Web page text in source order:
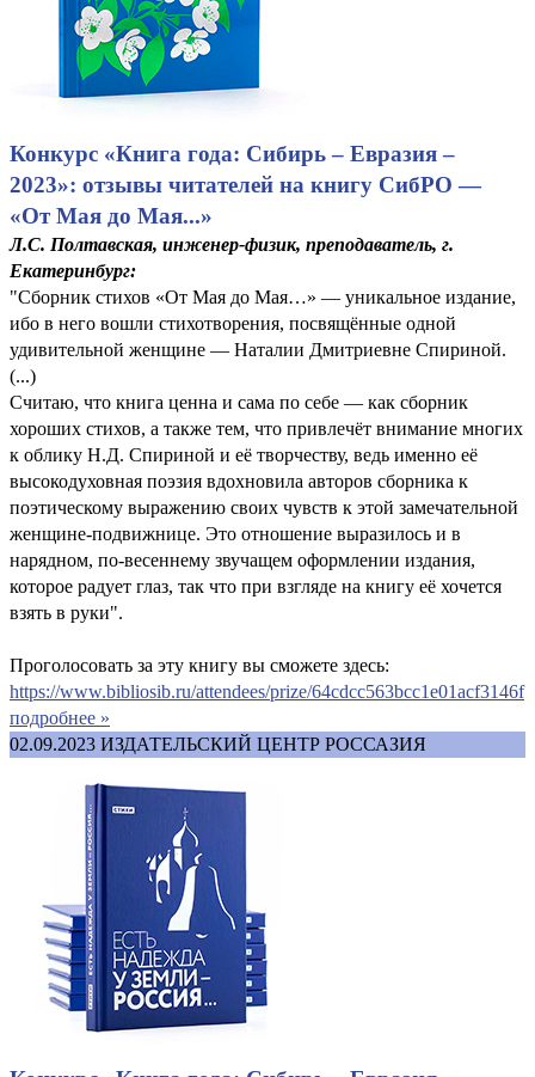
Конкурс «Книга года: Сибирь – Евразия –
2023»: отзывы читателей на книгу СибРО —
«От Мая до Мая...»
Л.С. Полтавская, инженер-физик, преподаватель, г.
Екатеринбург:
"Сборник стихов «От Мая до Мая…» — уникальное издание,
ибо в него вошли стихотворения, посвящённые одной
удивительной женщине — Наталии Дмитриевне Спириной.
(...)
Считаю, что книга ценна и сама по себе — как сборник
хороших стихов, а также тем, что привлечёт внимание многих
к облику Н.Д. Спириной и её творчеству, ведь именно её
высокодуховная поэзия вдохновила авторов сборника к
поэтическому выражению своих чувств к этой замечательной
женщине-подвижнице. Это отношение выразилось и в
нарядном, по-весеннему звучащем оформлении издания,
которое радует глаз, так что при взгляде на книгу её хочется
взять в руки".
Проголосовать за эту книгу вы сможете здесь:
https://www.bibliosib.ru/attendees/prize/64cdcc563bcc1e01acf3146f
подробнее »
02.09.2023 ИЗДАТЕЛЬСКИЙ ЦЕНТР РОССАЗИЯ